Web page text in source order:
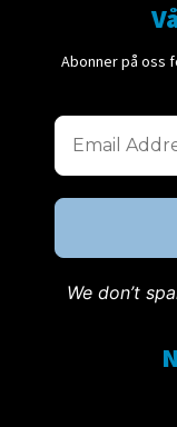
Abonner på oss
We don’t